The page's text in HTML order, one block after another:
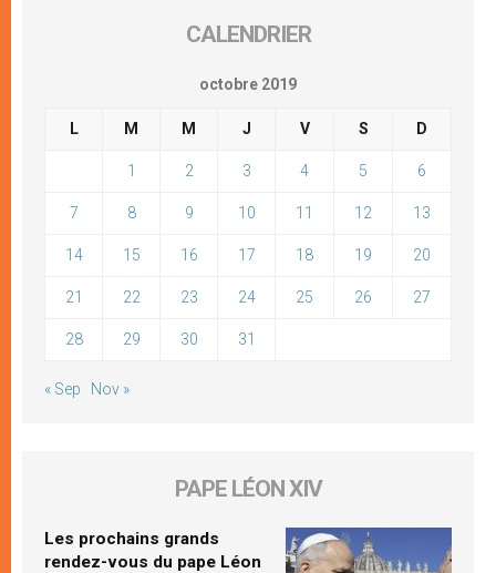
CALENDRIER
octobre 2019
L M M J V S D
1 2 3 4 5 6
7 8 9 10 11 12 13
14 15 16 17 18 19 20
21 22 23 24 25 26 27
28 29 30 31
« Sep Nov »
PAPE LÉON XIV
Les prochains grands
rendez-vous du pape Léon